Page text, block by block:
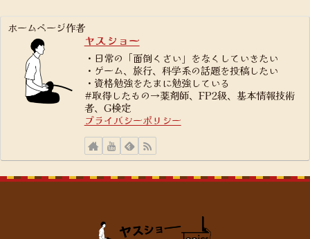
ホームページ作者
ヤスショー
・日常の「面倒くさい」をなくしていきたい
・ゲーム、旅行、科学系の話題を投稿したい
・資格勉強をたまに勉強している
#取得したもの→薬剤師、FP2級、基本情報技術
者、G検定
プライバシーポリシー